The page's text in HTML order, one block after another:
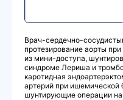
Врач-сердечно-
протезирование аорты
из мини-доступа,
синдроме Лериша и
каротидная
артерий при ишемической
шунтирующие операции на